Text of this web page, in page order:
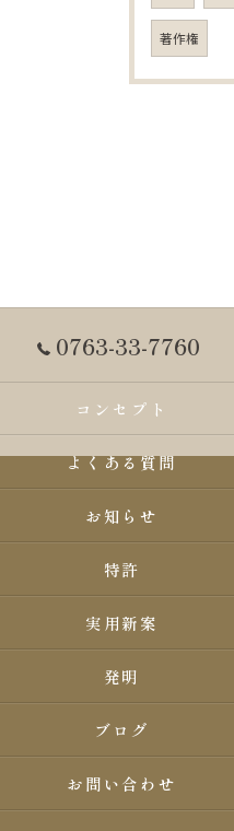
著作権
0763-33-7760
コンセプト
よくある質問
お知らせ
特許
実用新案
発明
ブログ
お問い合わせ